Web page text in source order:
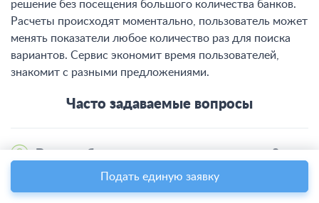
решение без посещения большого количества банков.
Расчеты происходят моментально, пользователь может
менять показатели любое количество раз для поиска
вариантов. Сервис экономит время пользователей,
знакомит с разными предложениями.
Часто задаваемые вопросы
В каком банке самая выгодная ипотека?
Подать единую заявку